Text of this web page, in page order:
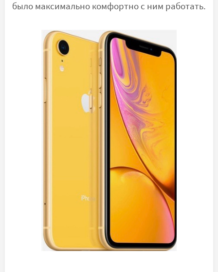
было максимально комфортно с ним работать.